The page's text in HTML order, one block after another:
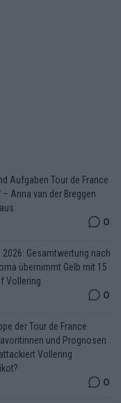
Aufgaben Tour de France
Anna van der Breggen
0
2026: Gesamtwertung nach
übernimmt Gelb mit 15
Vollering
0
der Tour de France
und Prognosen
Vollering
0